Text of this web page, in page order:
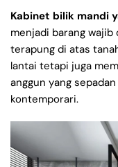
Kabinet bilik mandi
menjadi barang wajib
terapung di atas
lantai tetapi juga
anggun yang
kontemporari.